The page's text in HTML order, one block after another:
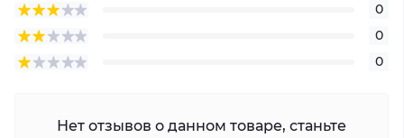
0
0
0
Нет отзывов о данном товаре, станьте